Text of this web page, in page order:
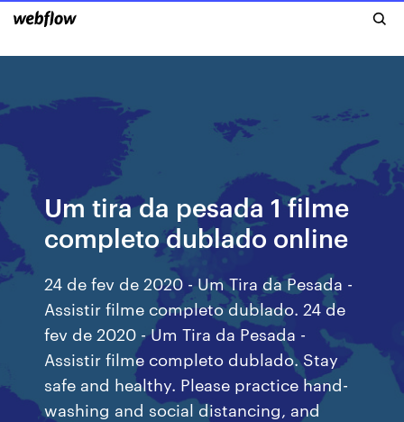
Um tira da pesada 1 filme
completo dublado online
24 de fev de 2020 - Um Tira da Pesada -
Assistir filme completo dublado. 24 de
fev de 2020 - Um Tira da Pesada -
Assistir filme completo dublado. Stay
safe and healthy. Please practice hand-
washing and social distancing, and